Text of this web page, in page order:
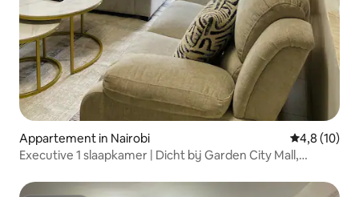
Appartement in Nairobi
4,8 (10)
Executive 1 slaapkamer | Dicht bij Garden City Mall,